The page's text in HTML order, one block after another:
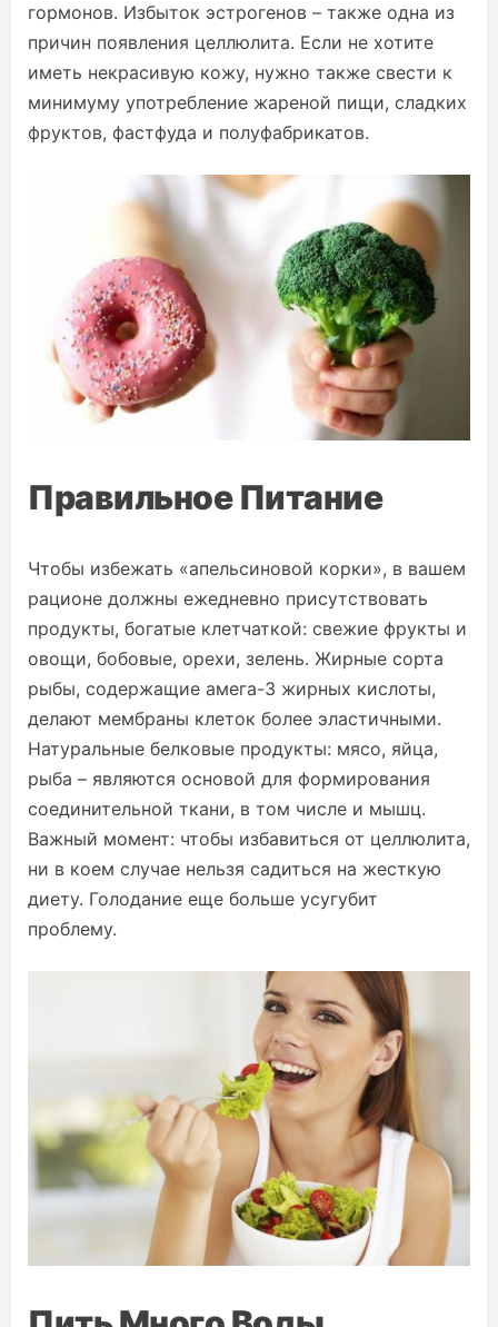
гормонов. Избыток эстрогенов – также одна из
причин появления целлюлита. Если не хотите
иметь некрасивую кожу, нужно также свести к
минимуму употребление жареной пищи, сладких
фруктов, фастфуда и полуфабрикатов.
Правильное Питание
Чтобы избежать «апельсиновой корки», в вашем
рационе должны ежедневно присутствовать
продукты, богатые клетчаткой: свежие фрукты и
овощи, бобовые, орехи, зелень. Жирные сорта
рыбы, содержащие амега-3 жирных кислоты,
делают мембраны клеток более эластичными.
Натуральные белковые продукты: мясо, яйца,
рыба – являются основой для формирования
соединительной ткани, в том числе и мышц.
Важный момент: чтобы избавиться от целлюлита,
ни в коем случае нельзя садиться на жесткую
диету. Голодание еще больше усугубит
проблему.